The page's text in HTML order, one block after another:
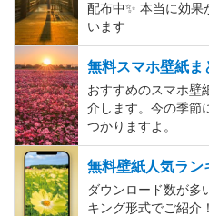
配布中✨️ 本当に効
います
無料スマホ壁紙ま
おすすめのスマホ壁
介します。今の季節
つかりますよ。
無料壁紙人気ラン
ダウンロード数が多
キング形式でご紹介